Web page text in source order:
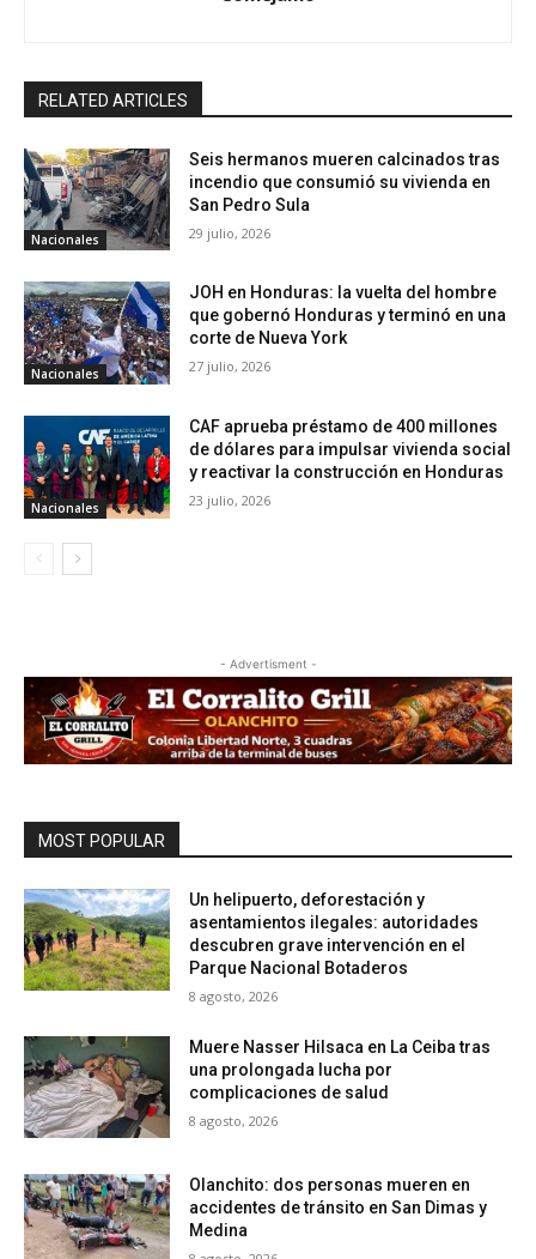
RELATED ARTICLES
Nacionales
Seis hermanos mueren calcinados tras
incendio que consumió su vivienda en
San Pedro Sula
29 julio, 2026
Nacionales
JOH en Honduras: la vuelta del hombre
que gobernó Honduras y terminó en una
corte de Nueva York
27 julio, 2026
Nacionales
CAF aprueba préstamo de 400 millones
de dólares para impulsar vivienda social
y reactivar la construcción en Honduras
23 julio, 2026
- Advertisment -
MOST POPULAR
Un helipuerto, deforestación y
asentamientos ilegales: autoridades
descubren grave intervención en el
Parque Nacional Botaderos
8 agosto, 2026
Muere Nasser Hilsaca en La Ceiba tras
una prolongada lucha por
complicaciones de salud
8 agosto, 2026
Olanchito: dos personas mueren en
accidentes de tránsito en San Dimas y
Medina